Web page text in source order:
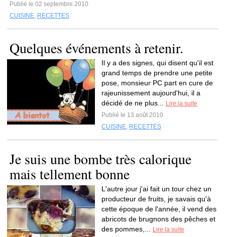
Publié le 02 septembre 2010
CUISINE, RECETTES
Quelques événements à retenir.
Il y a des signes, qui disent qu'il est
grand temps de prendre une petite
pose, monsieur PC part en cure de
rajeunissement aujourd'hui, il a
décidé de ne plus...
Lire la suite
Publié le 13 août 2010
CUISINE, RECETTES
Je suis une bombe très calorique
mais tellement bonne
L'autre jour j'ai fait un tour chez un
producteur de fruits, je savais qu'à
cette époque de l'année, il vend des
abricots de brugnons des pêches et
des pommes,...
Lire la suite